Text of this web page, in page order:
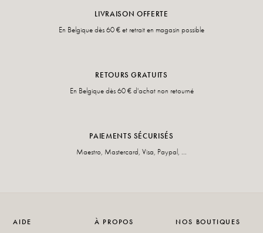
LIVRAISON OFFERTE
En Belgique dès 60 € et retrait en magasin possible
RETOURS GRATUITS
En Belgique dès 60 € d'achat non retourné
PAIEMENTS SÉCURISÉS
Maestro, Mastercard, Visa, Paypal, ...
AIDE À PROPOS NOS BOUTIQUES